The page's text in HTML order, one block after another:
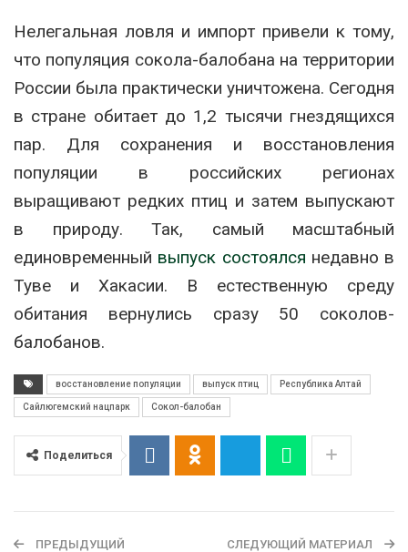
Нелегальная ловля и импорт привели к тому,
что популяция сокола-балобана на территории
России была практически уничтожена. Сегодня
в стране обитает до 1,2 тысячи гнездящихся
пар. Для сохранения и восстановления
популяции в российских регионах
выращивают редких птиц и затем выпускают
в природу. Так, самый масштабный
единовременный выпуск состоялся недавно в
Туве и Хакасии. В естественную среду
обитания вернулись сразу 50 соколов-
балобанов.
восстановление популяции выпуск птиц Республика Алтай
Сайлюгемский нацпарк Сокол-балобан
Поделиться
ПРЕДЫДУЩИЙ
СЛЕДУЮЩИЙ МАТЕРИАЛ